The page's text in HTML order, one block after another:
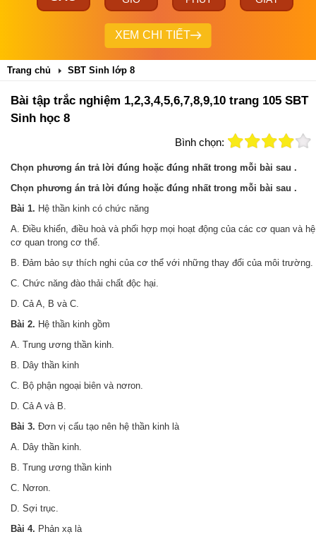
XEM CHI TIẾT
Trang chủ SBT Sinh lớp 8
Bài tập trắc nghiệm 1,2,3,4,5,6,7,8,9,10 trang 105 SBT
Sinh học 8
Bình chọn:
Chọn phương án trả lời đúng hoặc đúng nhất trong mỗi bài sau .
Chọn phương án trả lời đúng hoặc đúng nhất trong mỗi bài sau .
Bài 1. Hệ thần kinh có chức năng
A. Điều khiển, điều hoà và phối hợp mọi hoạt động của các cơ quan và hệ
cơ quan trong cơ thể.
B. Đảm bảo sự thích nghi của cơ thể với những thay đổi của môi trường.
C. Chức năng đào thải chất độc hại.
D. Cả A, B và C.
Bài 2. Hệ thần kinh gồm
A. Trung ương thần kinh.
B. Dây thần kinh
C. Bộ phận ngoại biên và nơron.
D. Cả A và B.
Bài 3. Đơn vị cấu tạo nên hệ thần kinh là
A. Dây thần kinh.
B. Trung ương thần kinh
C. Nơron.
D. Sợi trục.
Bài 4. Phản xạ là